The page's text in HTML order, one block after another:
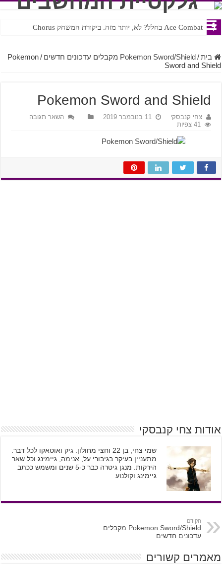
Ace Combat בחלל? לא, יותר מזה. ביקורת המשחק Chorus
Steven Universe והשירים שתורגמו בצורה נוראית לעברית
בית / Pokemon Sword/Shield מקבלים עדכונים חדשים /
Pokemon
Sword and Shield
Pokemon Sword and Shield
צחי קנבסקי 11 בנובמבר 2019
השאר תגובה
41 צפיות
אודות צחי קנבסקי
שמי צחי, בן 22 וחצי מחולון. גיק ואוטאקו לכל דבר.
מתעניין בעיקר בגיבורי על, אנימה, גיימינג וכל שאר
הירקות. מנגן גיטרה כבר כ-5 שנים ומשמש ככתב
גיימינג וקולנוע
הקודם
Pokemon Sword/Shield מקבלים
עדכונים חדשים
מאמרים קשורים